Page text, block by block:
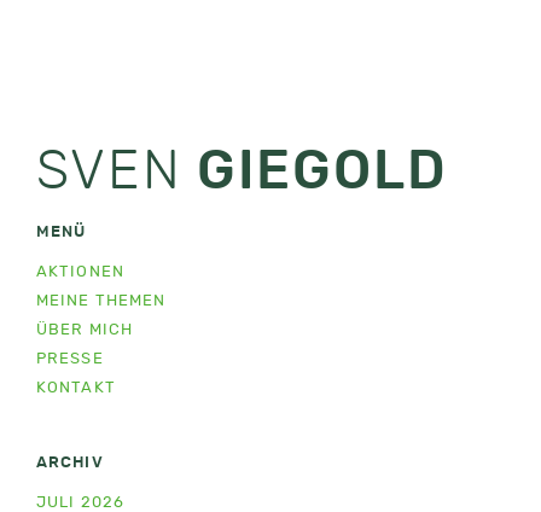
SVEN GIEGOLD
MENÜ
AKTIONEN
MEINE THEMEN
ÜBER MICH
PRESSE
KONTAKT
ARCHIV
JULI 2026